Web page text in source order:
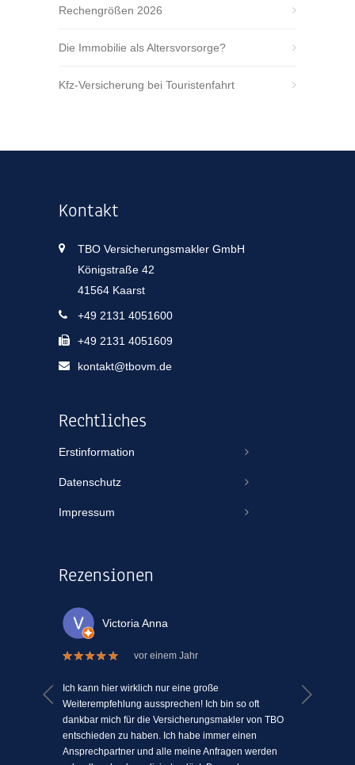
Rechengrößen 2026
Die Immobilie als Altersvorsorge?
Kfz-Versicherung bei Touristenfahrt
Kontakt
TBO Versicherungsmakler GmbH
Königstraße 42
41564 Kaarst
+49 2131 4051600
+49 2131 4051609
kontakt@tbovm.de
Rechtliches
Erstinformation
Datenschutz
Impressum
Rezensionen
Victoria Anna
vor einem Jahr
Ich kann hier wirklich nur eine große
Weiterempfehlung aussprechen! Ich bin so oft
dankbar mich für die Versicherungsmakler von TBO
entschieden zu haben. Ich habe immer einen
Ansprechpartner und alle meine Anfragen werden